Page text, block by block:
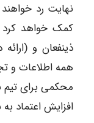
نهایت رد
کمک خواهد کرد
ذینفعان و
همه اطلاعات و
محکمی برای
افزایش اعتماد